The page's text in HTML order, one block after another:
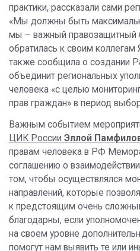
практики, рассказали сами
«Мы должны быть
мы – важный правозащитный
обратилась к своим
также сообщила о создании
объединит региональных
человека «с целью
прав граждан» в период
Важным событием
ЦИК России Эллой
правам человека в РФ
соглашению о
том, чтобы осуществлялся
направлений, которые
к предстоящим очень
благодарны, если
на своем уровне
помогут нам выявить те или